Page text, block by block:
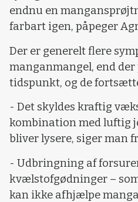
endnu en
farbart igen, påpeger
Der er generelt flere
manganmangel, end
tidspunkt, og de
- Det skyldes kraftig
kombination med luftig
bliver lysere, siger man
- Udbringning af
kvælstofgødninger –
kan ikke afhjælpe